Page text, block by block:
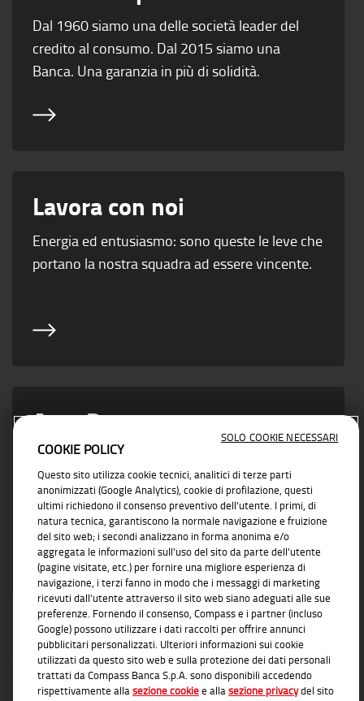
Dal 1960 siamo una delle società leader del
credito al consumo. Dal 2015 siamo una
Banca. Una garanzia in più di solidità.
Lavora con noi
Energia ed entusiasmo: sono queste le leve che
portano la nostra squadra ad essere vincente.
Area Partner
Vicino ad ogni esigenza di business con
soluzioni concrete e affidabili
COOKIE POLICY
Questo sito utilizza cookie tecnici, analitici di terze parti
anonimizzati (Google Analytics), cookie di profilazione, questi
ultimi richiedono il consenso preventivo dell'utente. I primi, di
natura tecnica, garantiscono la normale navigazione e fruizione
del sito web; i secondi analizzano in forma anonima e/o
aggregata le informazioni sull'uso del sito da parte dell’utente
(pagine visitate, etc.) per fornire una migliore esperienza di
navigazione, i terzi fanno in modo che i messaggi di marketing
ricevuti dall’utente attraverso il sito web siano adeguati alle sue
preferenze. Fornendo il consenso, Compass e i partner (incluso
Google) possono utilizzare i dati raccolti per offrire annunci
pubblicitari personalizzati. Ulteriori informazioni sui cookie
utilizzati da questo sito web e sulla protezione dei dati personali
trattati da Compass Banca S.p.A. sono disponibili accedendo
rispettivamente allasezione cookiee allasezione privacydel sito
SOLO COOKIE NECESSARI